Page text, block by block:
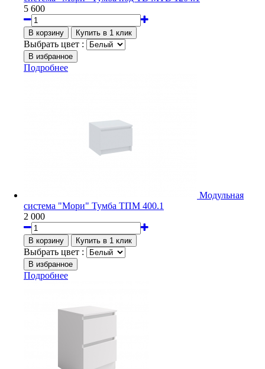
5 600
Выбрать цвет :
Подробнее
Модульная
система "Мори" Тумба ТПМ 400.1
2 000
Выбрать цвет :
Подробнее